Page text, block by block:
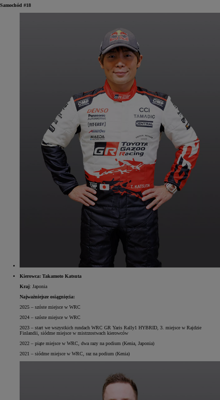
Samochód #18
Kierowca: Takamoto Katsuta
Kraj: Japonia
Najważniejsze osiągnięcia:
2025 – szóste miejsce w WRC
2024 – szóste miejsce w WRC
2023 – start we wszystkich rundach WRC GR Yaris Rally1 HYBRID, 3. miejsce w Rajdzie
Finlandii, siódme miejsce w mistrzostwach kierowców
2022 – piąte miejsce w WRC, dwa razy na podium (Kenia, Japonia)
2021 – siódme miejsce w WRC, raz na podium (Kenia)